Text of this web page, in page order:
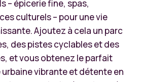
– épicerie fine, spas,
culturels – pour une vie
Ajoutez à cela un parc
des pistes cyclables et des
et vous obtenez le parfait
vibrante et détente en